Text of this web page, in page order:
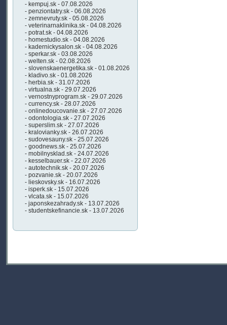
- kempuj.sk - 07.08.2026
- penziontatry.sk - 06.08.2026
- zemnevruty.sk - 05.08.2026
- veterinarnaklinika.sk - 04.08.2026
- potrat.sk - 04.08.2026
- homestudio.sk - 04.08.2026
- kadernickysalon.sk - 04.08.2026
- sperkar.sk - 03.08.2026
- welten.sk - 02.08.2026
- slovenskaenergetika.sk - 01.08.2026
- kladivo.sk - 01.08.2026
- herbia.sk - 31.07.2026
- virtualna.sk - 29.07.2026
- vernostnyprogram.sk - 29.07.2026
- currency.sk - 28.07.2026
- onlinedoucovanie.sk - 27.07.2026
- odontologia.sk - 27.07.2026
- superslim.sk - 27.07.2026
- kralovianky.sk - 26.07.2026
- sudovesauny.sk - 25.07.2026
- goodnews.sk - 25.07.2026
- mobilnysklad.sk - 24.07.2026
- kesselbauer.sk - 22.07.2026
- autotechnik.sk - 20.07.2026
- pozvanie.sk - 20.07.2026
- lieskovsky.sk - 16.07.2026
- isperk.sk - 15.07.2026
- vlcata.sk - 15.07.2026
- japonskezahrady.sk - 13.07.2026
- studentskefinancie.sk - 13.07.2026